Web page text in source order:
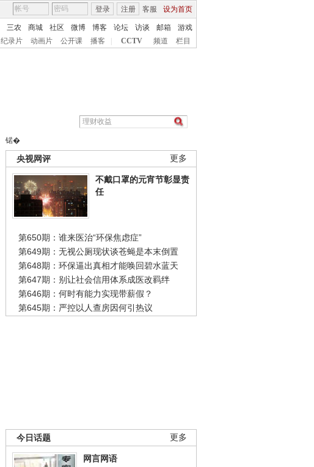
客服 设为首页
登录 注册
三农 商城 社区 微博 博客 论坛 访谈 邮箱
游戏
纪录片 动画片 公开课 播客 CCTV 频道 栏目
锘�
更多
央视网评
不戴口罩的元宵节彰显责
任
第650期：谁来医治“环保焦虑症”
第649期：无视公厕现状谈苍蝇是本末倒置
第648期：环保逼出真相才能唤回碧水蓝天
第647期：别让社会信用体系成医改羁绊
第646期：何时有能力实现带薪假？
第645期：严控以人查房因何引热议
更多
今日话题
网言网语